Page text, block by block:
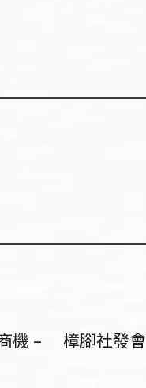
機 –
樟腳社發